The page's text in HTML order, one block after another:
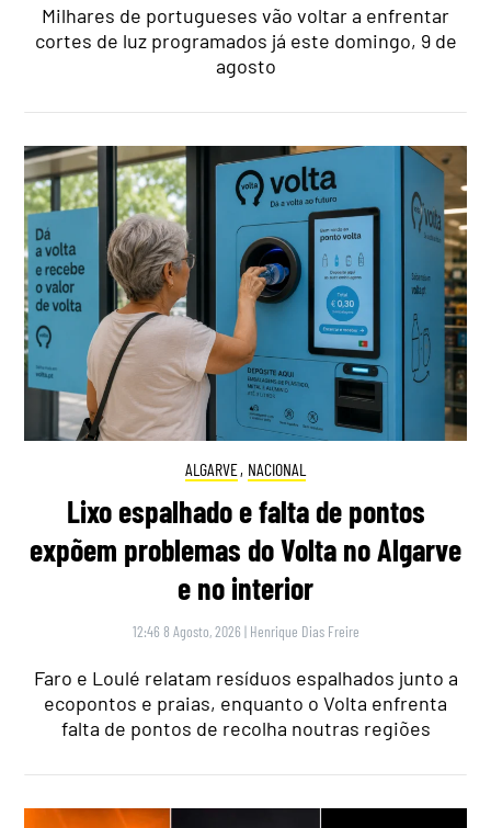
Milhares de portugueses vão voltar a enfrentar
cortes de luz programados já este domingo, 9 de
agosto
ALGARVE, NACIONAL
Lixo espalhado e falta de pontos
expõem problemas do Volta no Algarve
e no interior
12:46 8 Agosto, 2026 | Henrique Dias Freire
Faro e Loulé relatam resíduos espalhados junto a
ecopontos e praias, enquanto o Volta enfrenta
falta de pontos de recolha noutras regiões